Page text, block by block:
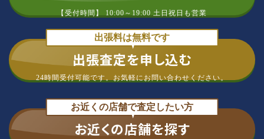
【受付時間】 10:00～19:00 土日祝日も営業
出張料は無料です
出張査定を申し込む
24時間受付可能です。 お気軽にお問い合わせください。
お近くの店舗で査定したい方
お近くの店舗を探す